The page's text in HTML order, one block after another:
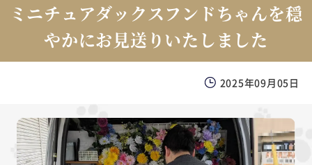
ミニチュアダックスフンドちゃんを穏
やかにお見送りいたしました
2025年09月05日